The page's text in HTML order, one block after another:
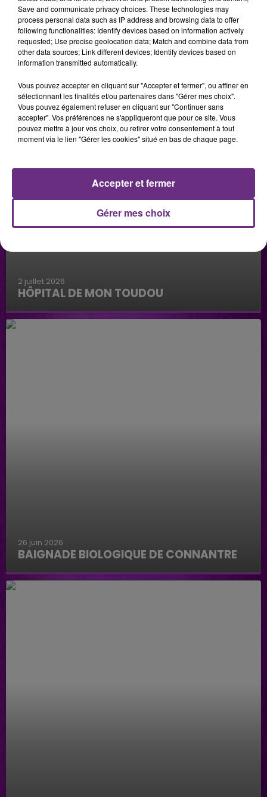
LES PODCASTS
2 juillet 2026
HÔPITAL DE MON TOUDOU
Hôpital de mon Toudou
26 juin 2026
BAIGNADE BIOLOGIQUE DE CONNANTRE
Baignade biologique de Connantre
Save and communicate privacy choices. These technologies may
process personal data such as IP address and browsing data to offer
following functionalities: Identify devices based on information actively
requested; Use precise geolocation data; Match and combine data from
other data sources; Link different devices; Identify devices based on
information transmitted automatically.
Vous pouvez accepter en cliquant sur "Accepter et fermer", ou affiner en
sélectionnant les finalités et/ou partenaires dans "Gérer mes choix".
Vous pouvez également refuser en cliquant sur "Continuer sans
accepter". Vos préférences ne s'appliqueront que pour ce site. Vous
pouvez mettre à jour vos choix, ou retirer votre consentement à tout
moment via le lien "Gérer les cookies" situé en bas de chaque page.
Gérer mes choix
Accepter et fermer